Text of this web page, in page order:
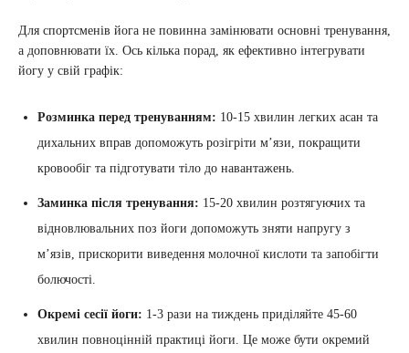
Для спортсменів йога не повинна замінювати основні тренування,
а доповнювати їх. Ось кілька порад, як ефективно інтегрувати
йогу у свій графік:
Розминка перед тренуванням: 10-15 хвилин легких асан та
дихальних вправ допоможуть розігріти м’язи, покращити
кровообіг та підготувати тіло до навантажень.
Заминка після тренування: 15-20 хвилин розтягуючих та
відновлювальних поз йоги допоможуть зняти напругу з
м’язів, прискорити виведення молочної кислоти та запобігти
болючості.
Окремі сесії йоги: 1-3 рази на тиждень приділяйте 45-60
хвилин повноцінній практиці йоги. Це може бути окремий